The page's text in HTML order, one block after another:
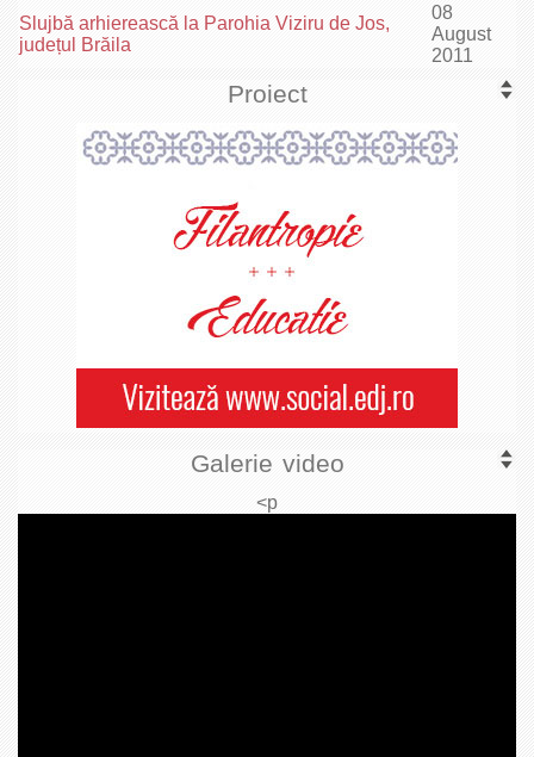
Slujbă arhierească la Parohia Viziru de Jos,
județul Brăila
08
August
2011
Proiect
Galerie video
<p